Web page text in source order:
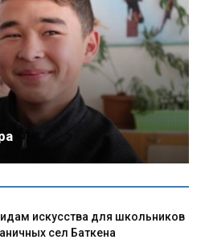
искусства для школьников
сел Баткена